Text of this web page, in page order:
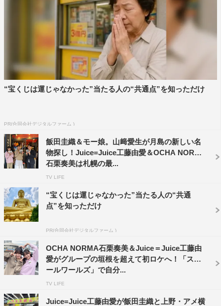
Juice=Juice 工藤由愛 紺野あさ美
飯田圭織
“宝くじは運じゃなかった”当たる人の“共通点”を知っただけ
PR(合同会社デジタルファーム )
飯田圭織＆モー娘。山﨑愛生が月島の新しい名
物探し！Juice=Juice工藤由愛＆OCHA NORMA
石栗奏美は札幌の最...
TV LIFE
“宝くじは運じゃなかった”当たる人の“共通
点”を知っただけ
PR(合同会社デジタルファーム )
OCHA NORMA石栗奏美＆Juice＝Juice工藤由
愛がグループの垣根を超えて初ロケへ！「スモ
ールワールズ」で自分...
TV LIFE
Juice=Juice工藤由愛が飯田圭織と上野・アメ横